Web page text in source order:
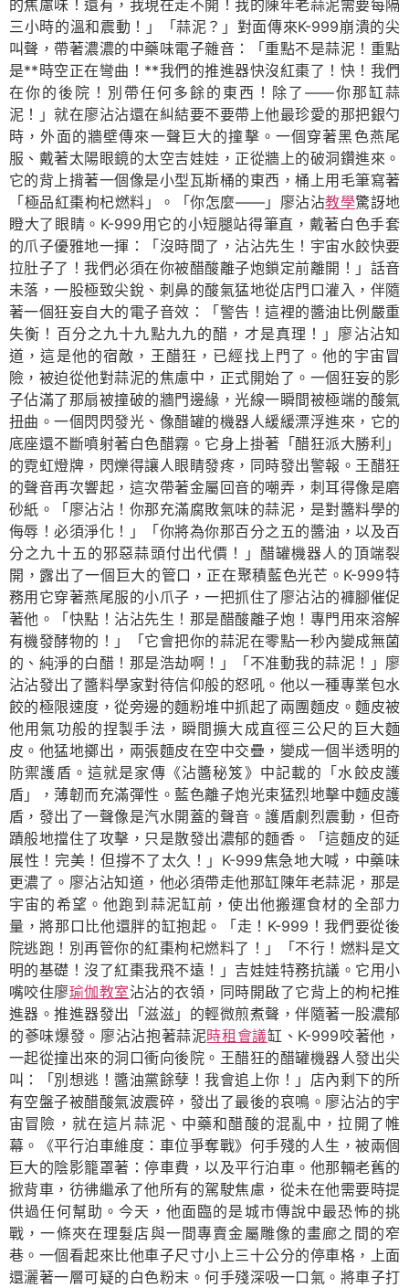
的焦慮味！還有，我現在走不開！我的陳年老蒜泥需要每隔
三小時的溫和震動！」「蒜泥？」對面傳來K-999崩潰的尖
叫聲，帶著濃濃的中藥味電子雜音：「重點不是蒜泥！重點
是**時空正在彎曲！**我們的推進器快沒紅棗了！快！我們
在你的後院！別帶任何多餘的東西！除了——你那缸蒜
泥！」就在廖沾沾還在糾結要不要帶上他最珍愛的那把銀勺
時，外面的牆壁傳來一聲巨大的撞擊。一個穿著黑色燕尾
服、戴著太陽眼鏡的太空吉娃娃，正從牆上的破洞鑽進來。
它的背上揹著一個像是小型瓦斯桶的東西，桶上用毛筆寫著
「極品紅棗枸杞燃料」。「你怎麼——」廖沾沾教學驚訝地
瞪大了眼睛。K-999用它的小短腿站得筆直，戴著白色手套
的爪子優雅地一揮：「沒時間了，沾沾先生！宇宙水餃快要
拉肚子了！我們必須在你被醋酸離子炮鎖定前離開！」話音
未落，一股極致尖銳、刺鼻的酸氣猛地從店門口灌入，伴隨
著一個狂妄自大的電子音效：「警告！這裡的醬油比例嚴重
失衡！百分之九十九點九九的醋，才是真理！」廖沾沾知
道，這是他的宿敵，王醋狂，已經找上門了。他的宇宙冒
險，被迫從他對蒜泥的焦慮中，正式開始了。一個狂妄的影
子佔滿了那扇被撞破的牆門邊緣，光線一瞬間被極端的酸氣
扭曲。一個閃閃發光、像醋罐的機器人緩緩漂浮進來，它的
底座還不斷噴射著白色醋霧。它身上掛著「醋狂派大勝利」
的霓虹燈牌，閃爍得讓人眼睛發疼，同時發出警報。王醋狂
的聲音再次響起，這次帶著金屬回音的嘲弄，刺耳得像是磨
砂紙。「廖沾沾！你那充滿腐敗氣味的蒜泥，是對醬料學的
侮辱！必須淨化！」「你將為你那百分之五的醬油，以及百
分之九十五的邪惡蒜頭付出代價！」醋罐機器人的頂端裂
開，露出了一個巨大的管口，正在聚積藍色光芒。K-999特
務用它穿著燕尾服的小爪子，一把抓住了廖沾沾的褲腳催促
著他。「快點！沾沾先生！那是醋酸離子炮！專門用來溶解
有機發酵物的！」「它會把你的蒜泥在零點一秒內變成無菌
的、純淨的白醋！那是浩劫啊！」「不准動我的蒜泥！」廖
沾沾發出了醬料學家對待信仰般的怒吼。他以一種專業包水
餃的極限速度，從旁邊的麵粉堆中抓起了兩團麵皮。麵皮被
他用氣功般的捏製手法，瞬間擴大成直徑三公尺的巨大麵
皮。他猛地擲出，兩張麵皮在空中交疊，變成一個半透明的
防禦護盾。這就是家傳《沾醬秘笈》中記載的「水餃皮護
盾」，薄韌而充滿彈性。藍色離子炮光束猛烈地擊中麵皮護
盾，發出了一聲像是汽水開蓋的聲音。護盾劇烈震動，但奇
蹟般地擋住了攻擊，只是散發出濃郁的麵香。「這麵皮的延
展性！完美！但撐不了太久！」K-999焦急地大喊，中藥味
更濃了。廖沾沾知道，他必須帶走他那缸陳年老蒜泥，那是
宇宙的希望。他跑到蒜泥缸前，使出他搬運食材的全部力
量，將那口比他還胖的缸抱起。「走！K-999！我們要從後
院逃跑！別再管你的紅棗枸杞燃料了！」「不行！燃料是文
明的基礎！沒了紅棗我飛不遠！」吉娃娃特務抗議。它用小
嘴咬住廖瑜伽教室沾沾的衣領，同時開啟了它背上的枸杞推
進器。推進器發出「滋滋」的輕微煎煮聲，伴隨著一股濃郁
的蔘味爆發。廖沾沾抱著蒜泥時租會議缸、K-999咬著他，
一起從撞出來的洞口衝向後院。王醋狂的醋罐機器人發出尖
叫：「別想逃！醬油黨餘孽！我會追上你！」店內剩下的所
有空盤子被醋酸氣波震碎，發出了最後的哀鳴。廖沾沾的宇
宙冒險，就在這片蒜泥、中藥和醋酸的混亂中，拉開了帷
幕。《平行泊車維度：車位爭奪戰》何手殘的人生，被兩個
巨大的陰影籠罩著：停車費，以及平行泊車。他那輛老舊的
掀背車，彷彿繼承了他所有的駕駛焦慮，從未在他需要時提
供過任何幫助。今天，他面臨的是城市傳說中最恐怖的挑
戰，一條夾在理髮店與一間專賣金屬雕像的畫廊之間的窄
巷。一個看起來比他車子尺寸小上三十公分的停車格，上面
還灑著一層可疑的白色粉末。何手殘深吸一口氣。將車子打